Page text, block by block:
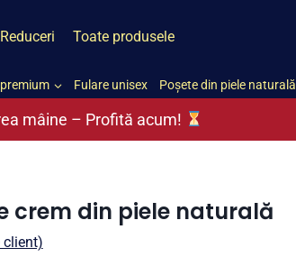
Toate produsele
Fulare unisex Poșete din piele naturală
mâine – Profită acum!
crem din piele naturală
client)